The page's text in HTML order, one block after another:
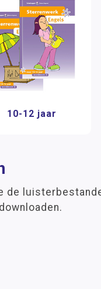
10-12 jaar
de